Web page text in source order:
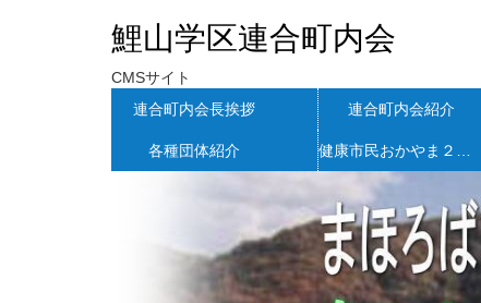
鯉山学区連合町内会
CMSサイト
連合町内会長挨拶
連合町内会紹介
各種団体紹介